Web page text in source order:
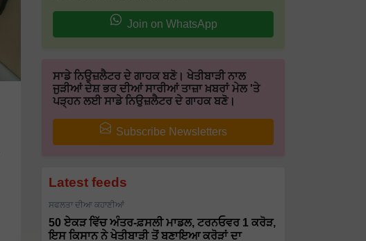
Join on WhatsApp
ਸਾਡੇ ਨਿਉਜ਼ਲੈਟਰ ਦੇ ਗਾਹਕ ਬਣੋ। ਖੇਤੀਬਾੜੀ ਨਾਲ
ਜੁੜੀਆਂ ਦੇਸ਼ ਭਰ ਦੀਆਂ ਸਾਰੀਆਂ ਤਾਜ਼ਾ ਖ਼ਬਰਾਂ ਮੇਲ 'ਤੇ
ਪੜ੍ਹਨ ਲਈ ਸਾਡੇ ਨਿਉਜ਼ਲੈਟਰ ਦੇ ਗਾਹਕ ਬਣੋ।
Subscribe Newsletters
Latest feeds
ਸਫਲਤਾ ਦੀਆ ਕਹਾਣੀਆਂ
50 ਏਕੜ ਵਿੱਚ ਅੰਤਰ-ਫ਼ਸਲੀ ਮਾਡਲ, ਟਰਨਓਵਰ 1 ਕਰੋੜ,
ਇਸ ਕਿਸਾਨ ਨੇ ਖੇਤੀਬਾੜੀ ਤੋਂ ਬਣਾਇਆ ਕਰੋੜਾਂ ਦਾ